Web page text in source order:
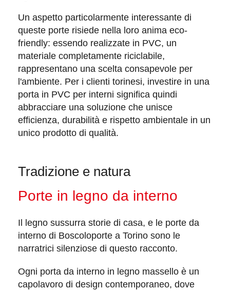
Un aspetto particolarmente interessante di
queste porte risiede nella loro anima eco-
friendly: essendo realizzate in PVC, un
materiale completamente riciclabile,
rappresentano una scelta consapevole per
l'ambiente. Per i clienti torinesi, investire in una
porta in PVC per interni significa quindi
abbracciare una soluzione che unisce
efficienza, durabilità e rispetto ambientale in un
unico prodotto di qualità.
Tradizione e natura
Porte in legno da interno
Il legno sussurra storie di casa, e le porte da
interno di Boscoloporte a Torino sono le
narratrici silenziose di questo racconto.
Ogni porta da interno in legno massello è un
capolavoro di design contemporaneo, dove